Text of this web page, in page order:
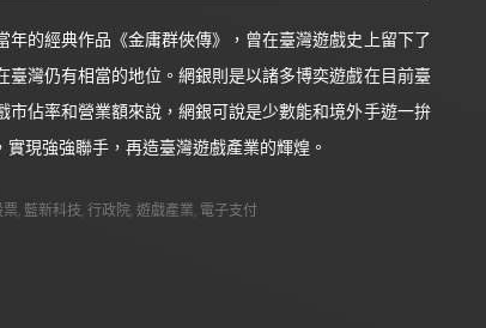
的經典作品《金庸群俠傳》，曾在臺灣遊戲史上留下了
灣仍有相當的地位。網銀則是以諸多博奕遊戲在目前臺
佔率和營業額來說，網銀可說是少數能和境外手遊一拚
現強強聯手，再造臺灣遊戲產業的輝煌。
, 藍新科技,行政院,遊戲產業, 電子支付